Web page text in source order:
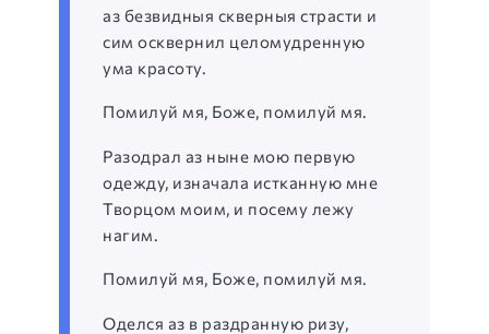
аз безвидныя скверныя страсти и
сим осквернил целомудренную
ума красоту.
Помилуй мя, Боже, помилуй мя.
Разодрал аз ныне мою первую
одежду, изначала истканную мне
Творцом моим, и посему лежу
нагим.
Помилуй мя, Боже, помилуй мя.
Оделся аз в раздранную ризу,